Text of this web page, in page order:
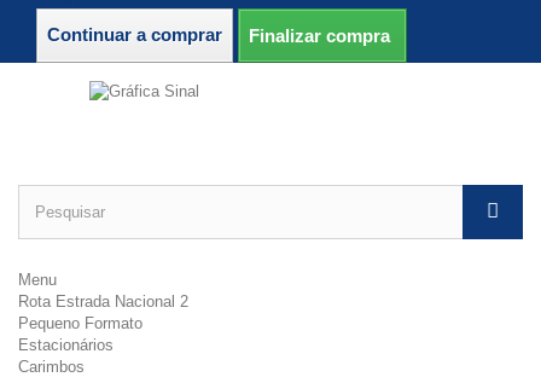
Continuar a comprar Finalizar compra
Menu
Rota Estrada Nacional 2
Pequeno Formato
Estacionários
Carimbos